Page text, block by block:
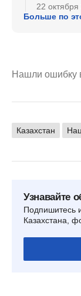
22
Больше по
Нашли ошибку
Казахстан
Узнавайте
Подпишитесь
Казахстана,